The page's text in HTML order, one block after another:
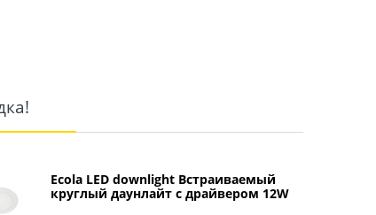
Ecola LED downlight Встраиваемый
круглый даунлайт с драйвером 12W